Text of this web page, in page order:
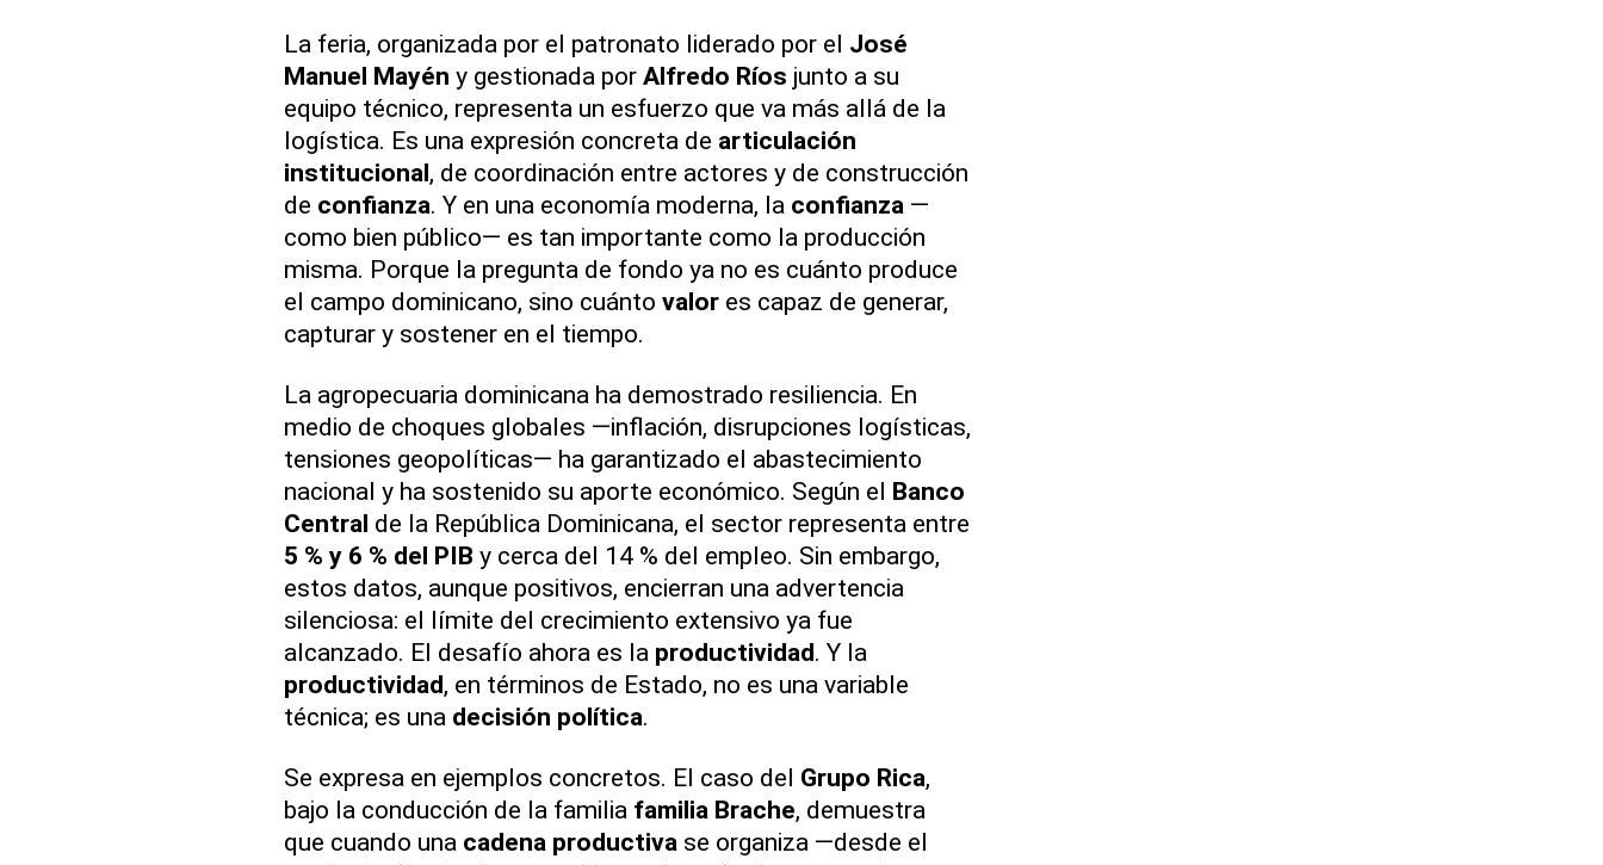
La feria, organizada por el patronato liderado por el José
Manuel Mayén y gestionada por Alfredo Ríos junto a su
equipo técnico, representa un esfuerzo que va más allá de la
logística. Es una expresión concreta de articulación
institucional, de coordinación entre actores y de construcción
de confianza. Y en una economía moderna, la confianza—
como bien público— es tan importante como la producción
misma. Porque la pregunta de fondo ya no es cuánto produce
el campo dominicano, sino cuánto valores capaz de generar,
capturar y sostener en el tiempo.
La agropecuaria dominicana ha demostrado resiliencia. En
medio de choques globales —inflación, disrupciones logísticas,
tensiones geopolíticas— ha garantizado el abastecimiento
nacional y ha sostenido su aporte económico. Según el Banco
Central de la República Dominicana, el sector representa entre
5 % y 6 % del PIB y cerca del 14 % del empleo. Sin embargo,
estos datos, aunque positivos, encierran una advertencia
silenciosa: el límite del crecimiento extensivo ya fue
alcanzado. El desafío ahora es la productividad. Y la
productividad, en términos de Estado, no es una variable
técnica; es una decisión política.
Se expresa en ejemplos concretos. El caso del Grupo Rica,
bajo la conducción de la familia familia Brache, demuestra
que cuando una cadena productivase organiza —desde el